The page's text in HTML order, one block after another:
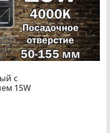
с
15W